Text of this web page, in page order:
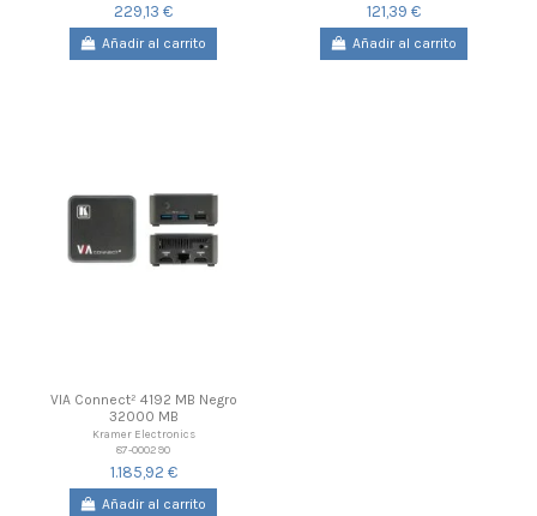
229,13 €
Añadir al carrito
121,39 €
Añadir al carrito
VIA Connect² 4192 MB Negro
32000 MB
Kramer Electronics
87-000290
1.185,92 €
Añadir al carrito